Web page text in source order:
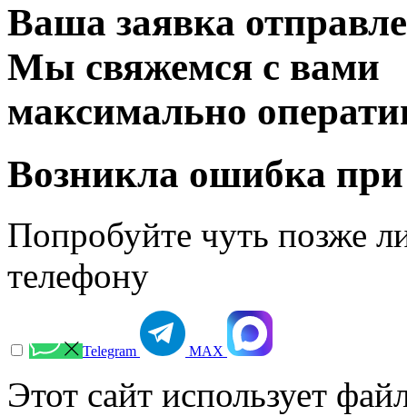
Ваша заявка
Мы свяжемся с вами
максимально
Возникла ошибка при
Попробуйте чуть позже
телефону
Telegram МАХ
Этот сайт использует